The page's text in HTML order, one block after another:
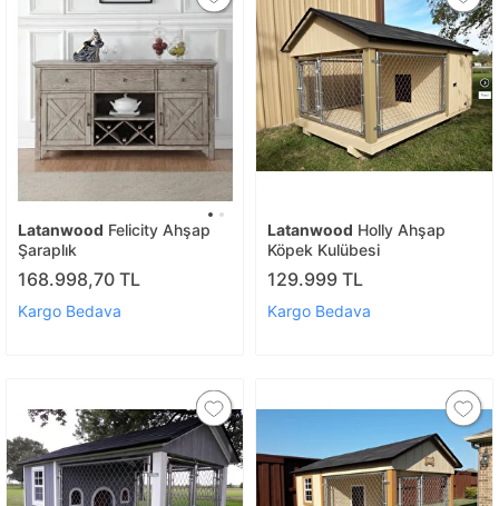
Latanwood Felicity Ahşap
Şaraplık
168.998,70 TL
Kargo Bedava
Latanwood Holly Ahşap
Köpek Kulübesi
129.999 TL
Kargo Bedava